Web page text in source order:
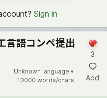
Sign in
言語コンペ提出
Unknown language •
10000 words/chars
3
Add